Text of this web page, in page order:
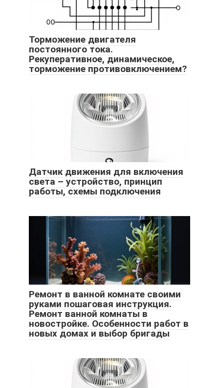
Торможение двигателя
постоянного тока.
Рекуперативное, динамическое,
торможение противовключением?
Датчик движения для включения
света – устройство, принцип
работы, схемы подключения
Ремонт в ванной комнате своими
руками пошаговая инструкция.
Ремонт ванной комнаты в
новостройке. Особенности работ в
новых домах и выбор бригады